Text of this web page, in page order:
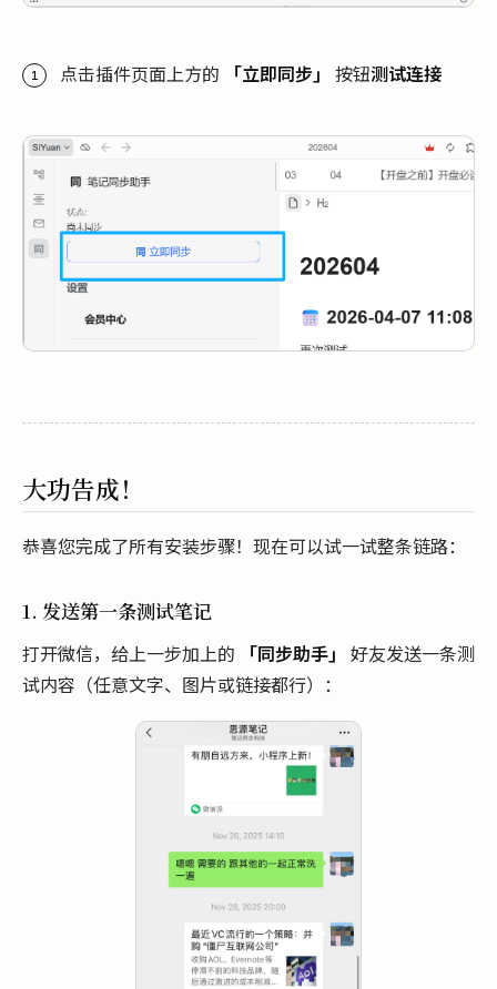
点击插件页面上方的 「立即同步」 按钮测试连接
大功告成！
恭喜您完成了所有安装步骤！现在可以试一试整条链路：
1. 发送第一条测试笔记
打开微信，给上一步加上的 「同步助手」 好友发送一条测
试内容（任意文字、图片或链接都行）：